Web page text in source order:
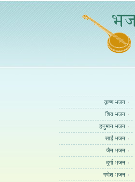
कृष्ण भजन
शिव भजन
हनुमान भजन
साईं भजन
जैन भजन
दुर्गा भजन
गणेश भजन